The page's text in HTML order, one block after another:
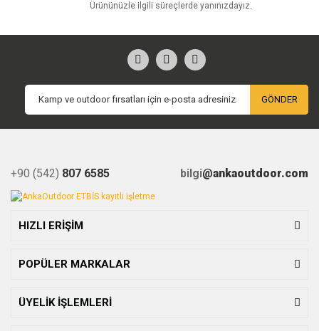
Ürününüzle ilgili süreçlerde yanınızdayız.
GÖNDER
+90 (542) 807 6585 bilgi@ankaoutdoor.com
HIZLI ERİŞİM
POPÜLER MARKALAR
ÜYELİK İŞLEMLERİ